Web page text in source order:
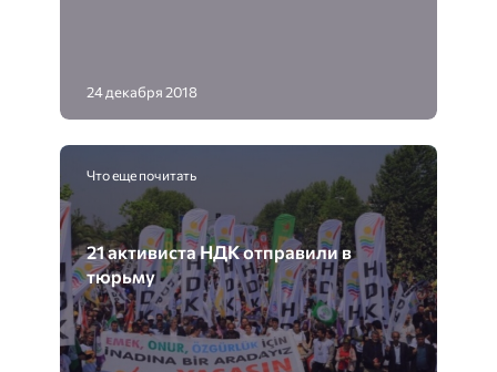
24 декабря 2018
Что еще почитать
21 активиста НДК отправили в
тюрьму